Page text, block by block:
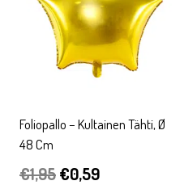
Foliopallo – Kultainen Tähti, Ø
48 Cm
€1,95Alkuperäinen
€0,59Nykyinen